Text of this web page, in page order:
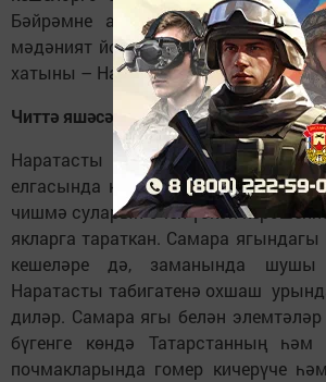
Бәйрәмне алып баручылар да
мәдәният йорты директоры Юрий
хатыны – Наратасты кызы Римма
Читтә яшәсәләр дә...
Наратасты чирәмендә яланаяк
елгасында коенып, тау астыннан
чишмә суларын эчеп үскән
якларга тараткан. Самара
кешеләре дә, заманында шушы
Наратасты табигатенә охшаш
диләр. Самара ягы белән элемтәләр
бүгенге көндә Татарстанның һәм
почмакларында гомер кичерүче